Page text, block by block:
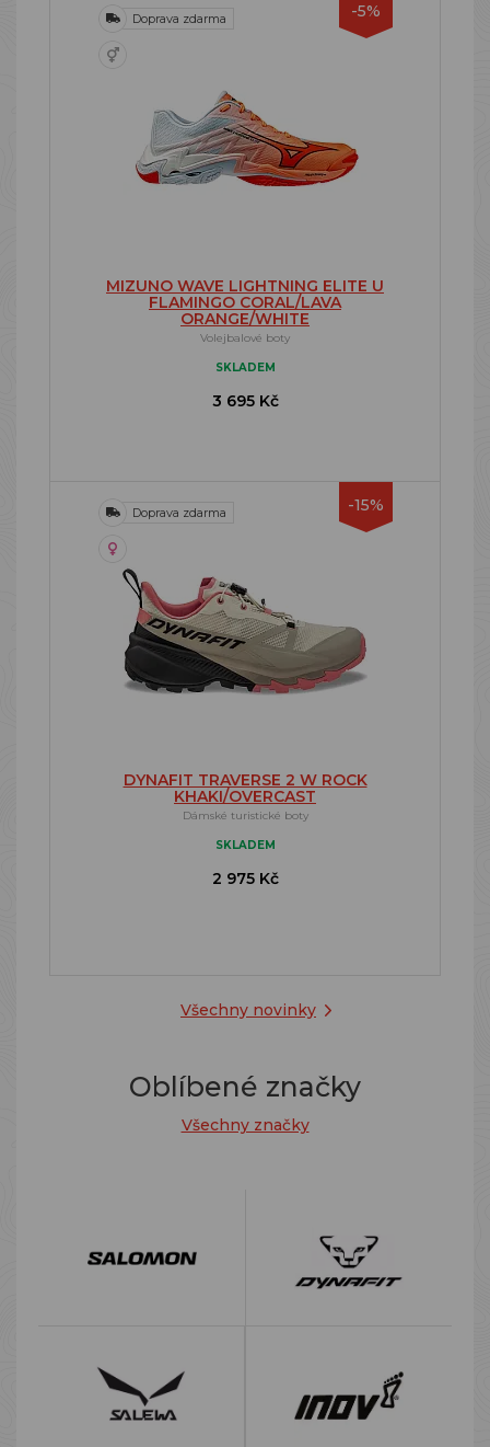
Všechny novinky
-5%
Doprava zdarma
MIZUNO WAVE LIGHTNING ELITE U
FLAMINGO CORAL/LAVA
ORANGE/WHITE
Volejbalové boty
SKLADEM
3 695 Kč
-15%
Doprava zdarma
DYNAFIT TRAVERSE 2 W ROCK
KHAKI/OVERCAST
Dámské turistické boty
SKLADEM
2 975 Kč
Oblíbené značky
Všechny značky